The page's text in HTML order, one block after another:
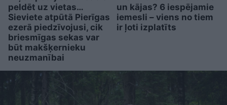
peldēt uz vietas…
Sieviete atpūtā Pierīgas
ezerā piedzīvojusi, cik
briesmīgas sekas var
būt makšķernieku
neuzmanībai
un kājas? 6 iespējamie
iemesli – viens no tiem
ir ļoti izplatīts